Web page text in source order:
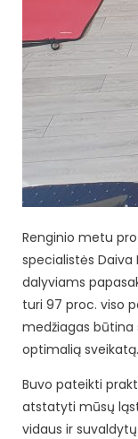
Renginio metu
specialistės
dalyviams
turi 97 proc. viso
medžiagas
optimalią sveikatą.
Buvo pateikti
atstatyti mūsų
vidaus ir